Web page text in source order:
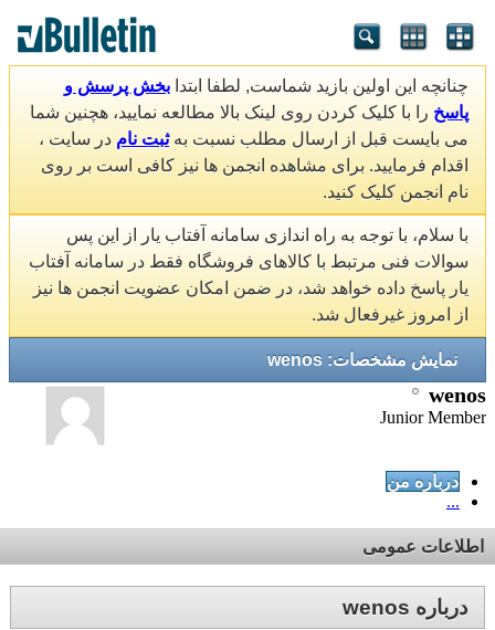
چنانچه این اولین بازید شماست, لطفا ابتدا بخش پرسش و
پاسخ را با کلیک کردن روی لینک بالا مطالعه نمایید، هچنین شما
می بایست قبل از ارسال مطلب نسبت بهثبت نام در سایت ،
اقدام فرمایید. برای مشاهده انجمن ها نیز کافی است بر روی
نام انجمن کلیک کنید.
با سلام، با توجه به راه اندازی سامانه آفتاب یار از این پس
سوالات فنی مرتبط با کالاهای فروشگاه فقط در سامانه آفتاب
یار پاسخ داده خواهد شد، در ضمن امکان عضویت انجمن ها نیز
از امروز غیرفعال شد.
نمایش مشخصات: wenos
wenos
Junior Member
درباره من
...
اطلاعات عمومی
درباره wenos